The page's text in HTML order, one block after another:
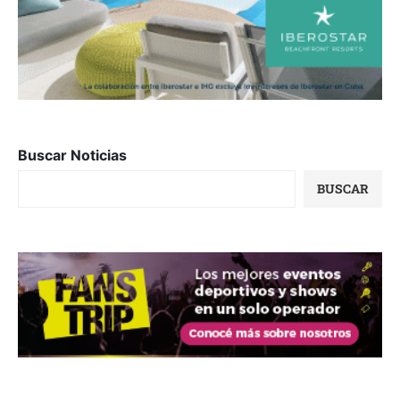
Buscar Noticias
BUSCAR